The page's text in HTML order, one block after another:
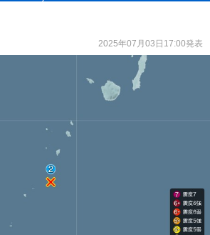
2025年07月03日17:00発表